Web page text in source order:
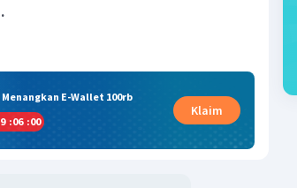
E-Wallet 100rb
:05 :59
Klaim